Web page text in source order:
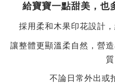
給寶寶一點甜美，也
採用柔和木果印花設計
讓整體更顯溫柔自然，營
質
不論日常外出或